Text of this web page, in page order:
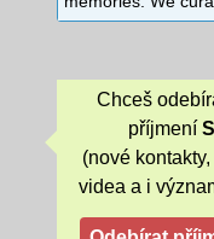
Chceš
příjmení
(nové
videa a i